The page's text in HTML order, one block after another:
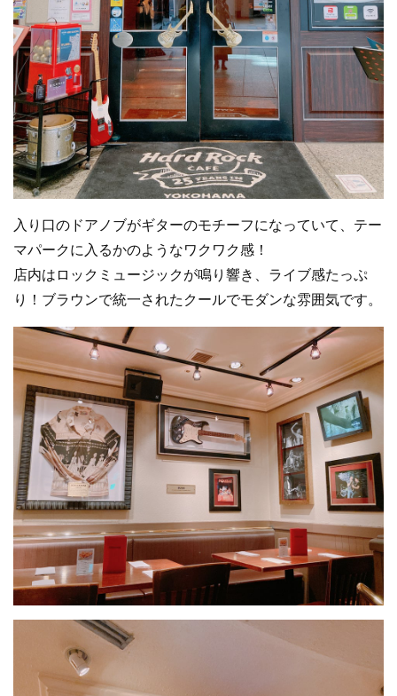
入り口のドアノブがギターのモチーフになっていて、テー
マパークに入るかのようなワクワク感！
店内はロックミュージックが鳴り響き、ライブ感たっぷ
り！ブラウンで統一されたクールでモダンな雰囲気です。